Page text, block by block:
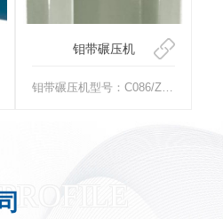
钼带碾压机